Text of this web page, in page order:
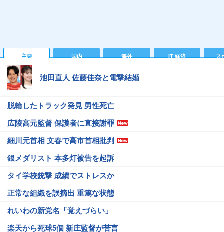
主要 国内 海外 IT 経済 ス
池田直人 佐藤佳奈と電撃結婚
脱輪したトラック発見 男性死亡
広陵高元監督 保護者に直接謝罪
細川元首相 文春で高市首相批判
銀メダリスト 本多灯被告を起訴
タイ学校銃撃 成績でストレスか
正常な組織を誤摘出 重篤な状態
れいわの新党名「覚えづらい」
楽天から死球5個 新庄監督が苦言